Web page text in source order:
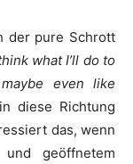
der pure Schrott
what I’ll do to
even like
diese Richtung
das, wenn
geöffnetem